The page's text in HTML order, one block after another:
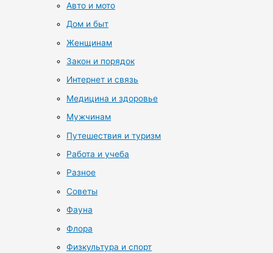
Авто и мото
Дом и быт
Женщинам
Закон и порядок
Интернет и связь
Медицина и здоровье
Мужчинам
Путешествия и туризм
Работа и учеба
Разное
Советы
Фауна
Флора
Физкультура и спорт